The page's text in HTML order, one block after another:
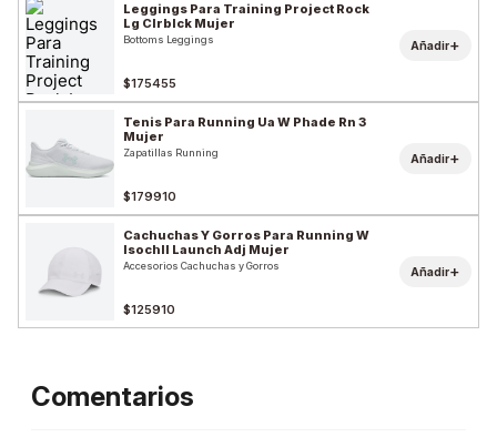
Leggings Para Training Project Rock
Lg Clrblck Mujer
Bottoms Leggings
$175455
Añadir+
Tenis Para Running Ua W Phade Rn 3
Mujer
Zapatillas Running
$179910
Añadir+
Cachuchas Y Gorros Para Running W
Isochll Launch Adj Mujer
Accesorios Cachuchas y Gorros
$125910
Añadir+
Comentarios